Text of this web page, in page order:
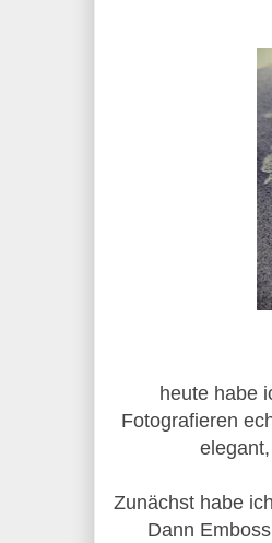
heute habe
Fotografieren
Zunächst habe
Dann